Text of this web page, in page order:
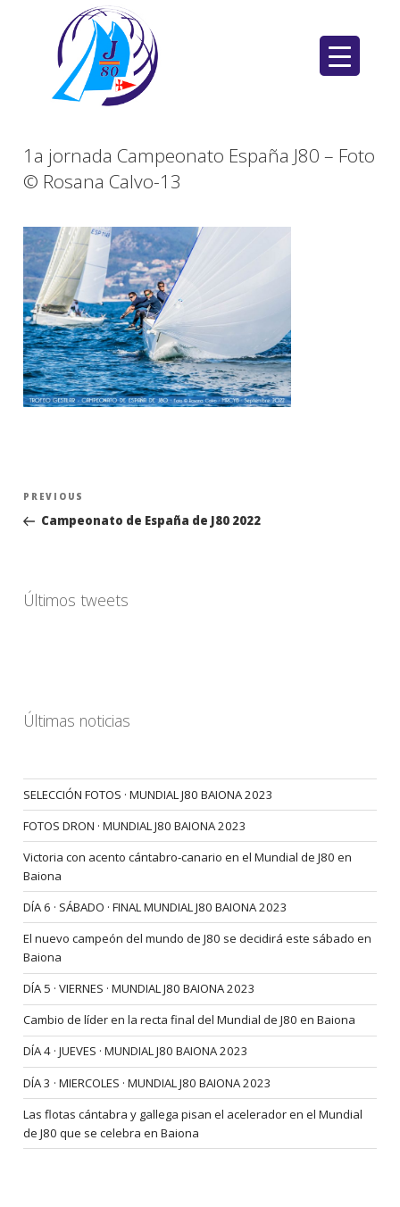
1a jornada Campeonato España J80 – Foto
© Rosana Calvo-13
Navegación
entradas
Previous
Post
PREVIOUS
Campeonato de España de J80 2022
Últimos tweets
Últimas noticias
SELECCIÓN FOTOS · MUNDIAL J80 BAIONA 2023
FOTOS DRON · MUNDIAL J80 BAIONA 2023
Victoria con acento cántabro-canario en el Mundial de J80 en
Baiona
DÍA 6 · SÁBADO · FINAL MUNDIAL J80 BAIONA 2023
El nuevo campeón del mundo de J80 se decidirá este sábado en
Baiona
DÍA 5 · VIERNES · MUNDIAL J80 BAIONA 2023
Cambio de líder en la recta final del Mundial de J80 en Baiona
DÍA 4 · JUEVES · MUNDIAL J80 BAIONA 2023
DÍA 3 · MIERCOLES · MUNDIAL J80 BAIONA 2023
Las flotas cántabra y gallega pisan el acelerador en el Mundial
de J80 que se celebra en Baiona